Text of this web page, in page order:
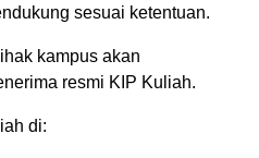
sesuai ketentuan.
kampus akan
resmi KIP Kuliah.
di: